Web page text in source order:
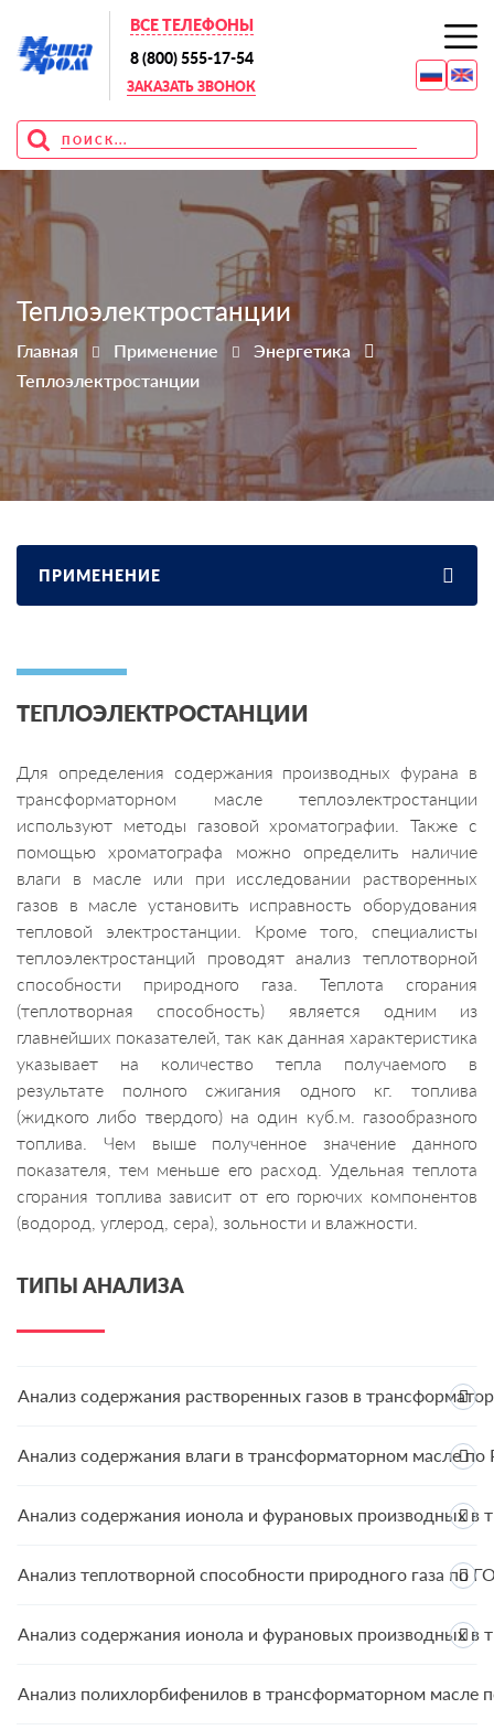
ВСЕ ТЕЛЕФОНЫ
8 (800) 555-17-54
ЗАКАЗАТЬ ЗВОНОК
Теплоэлектростанции
Главная Применение
Энергетика
Теплоэлектростанции
ПРИМЕНЕНИЕ
ТЕПЛОЭЛЕКТРОСТАНЦИИ
Для определения содержания производных фурана в
трансформаторном масле теплоэлектростанции
используют методы газовой хроматографии. Также с
помощью хроматографа можно определить наличие
влаги в масле или при исследовании растворенных
газов в масле установить исправность оборудования
тепловой электростанции. Кроме того, специалисты
теплоэлектростанций проводят анализ теплотворной
способности природного газа. Теплота сгорания
(теплотворная способность) является одним из
главнейших показателей, так как данная характеристика
указывает на количество тепла получаемого в
результате полного сжигания одного кг. топлива
(жидкого либо твердого) на один куб.м. газообразного
топлива. Чем выше полученное значение данного
показателя, тем меньше его расход. Удельная теплота
сгорания топлива зависит от его горючих компонентов
(водород, углерод, сера), зольности и влажности.
ТИПЫ АНАЛИЗА
Анализ содержания растворенных газов в
Анализ содержания влаги в трансформаторном масле
Анализ содержания ионола и фурановых производных
Анализ теплотворной способности природного газа по
Анализ содержания ионола и фурановых производных
Анализ полихлорбифенилов в трансформаторном масле